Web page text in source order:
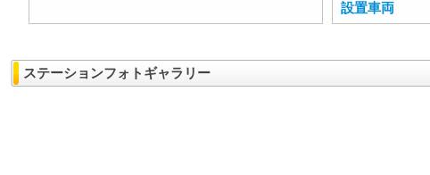
設置車両
ステーションフォトギャラリー